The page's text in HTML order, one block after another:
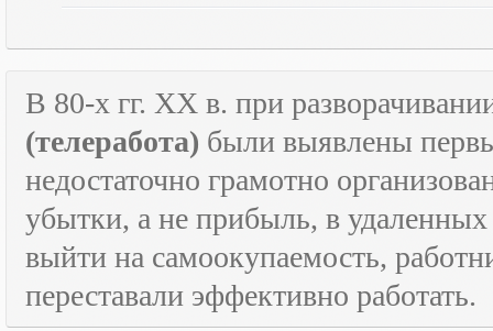
В 80-х гг. XX в. при
(телеработа) были выявлены
недостаточно грамотно
убытки, а не прибыль, в удаленных
выйти на самоокупаемость,
переставали эффективно работать.